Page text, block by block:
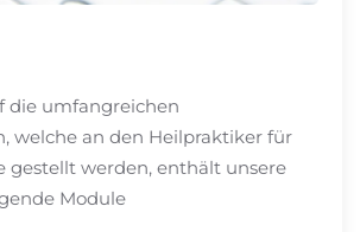
die umfangreichen
welche an den Heilpraktiker für
gestellt werden, enthält unsere
Module